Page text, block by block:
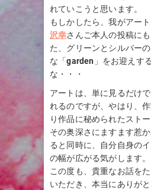
れていこうと思います。
もしかしたら、我がアー
沢幸さんご本人の投稿に
た、グリーンとシルバー
な「garden 」をお迎えす
な・・・
アートは、単に見るだけ
れるのですが、やはり、
り作品に秘められたスト
その奥深さにますます惹
ると同時に、自分自身の
の幅が広がる気がします。
この度も、貴重なお話を
いただき、本当にありが